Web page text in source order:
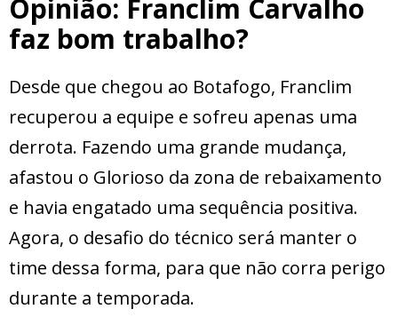
Opinião: Franclim Carvalho
faz bom trabalho?
Desde que chegou ao Botafogo, Franclim
recuperou a equipe e sofreu apenas uma
derrota. Fazendo uma grande mudança,
afastou o Glorioso da zona de rebaixamento
e havia engatado uma sequência positiva.
Agora, o desafio do técnico será manter o
time dessa forma, para que não corra perigo
durante a temporada.